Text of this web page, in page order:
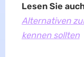
Lesen Sie
Alternativen
kennen sollten